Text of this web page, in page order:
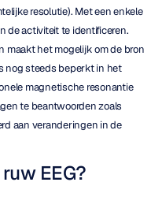
resolutie). Met een enkele
de activiteit te identificeren.
maakt het mogelijk om de bron
nog steeds beperkt in het
magnetische resonantie
te beantwoorden zoals
aan veranderingen in de
EEG?